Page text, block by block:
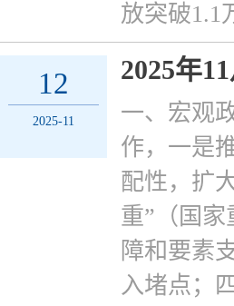
放突破1.1
12
2025-11
2025年
一、宏观
作，一是
配性，扩
重”（国
障和要素
入堵点；